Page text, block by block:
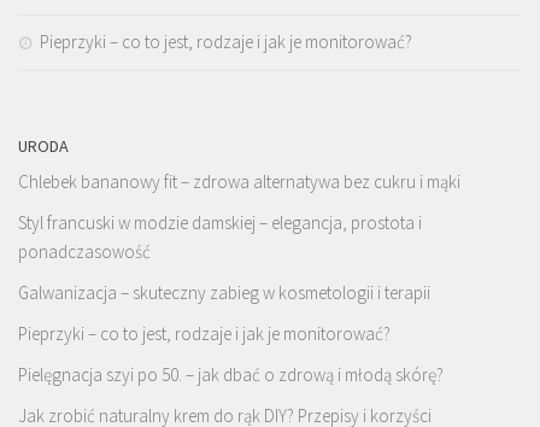
Pieprzyki – co to jest, rodzaje i jak je monitorować?
URODA
Chlebek bananowy fit – zdrowa alternatywa bez cukru i mąki
Styl francuski w modzie damskiej – elegancja, prostota i
ponadczasowość
Galwanizacja – skuteczny zabieg w kosmetologii i terapii
Pieprzyki – co to jest, rodzaje i jak je monitorować?
Pielęgnacja szyi po 50. – jak dbać o zdrową i młodą skórę?
Jak zrobić naturalny krem do rąk DIY? Przepisy i korzyści